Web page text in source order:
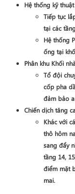
Hệ thống kỹ
Tiếp tục
tại các
Hệ thống
ống tại
Phân khu Khối
Tổ đội
cốp pha
đảm bảo
Chiến dịch tăng
Khác với
thô hôm
sang đẩy
tầng 14,
điểm mặt
mai.